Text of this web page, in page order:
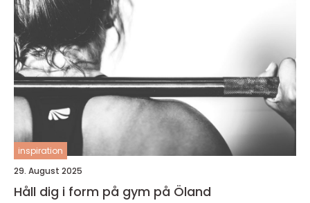
inspiration
29. August 2025
Håll dig i form på gym på Öland